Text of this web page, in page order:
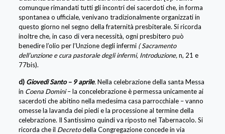
comunque rimandati tutti gli incontri dei sacerdoti che, in forma
spontanea o ufficiale, venivano tradizionalmente organizzati in
questo giorno nel segno della fraternità presbiterale. Si ricorda
inoltre che, in caso di vera necessità, ogni presbitero può
benedire l’olio per l’Unzione degli infermi(Sacramento
dell’unzione e cura pastorale degli infermi, Introduzione,n, 21 e
77bis).
d) Giovedì Santo – 9 aprile.Nella celebrazione della santa Messa
in Coena Domini– la concelebrazione è permessa unicamente ai
sacerdoti che abitino nella medesima casa parrocchiale – vanno
omesse la lavanda dei piedi e la processione al termine della
celebrazione. Il Santissimo quindi va riposto nel Tabernacolo. Si
ricorda che il Decretodella Congregazione concede in via